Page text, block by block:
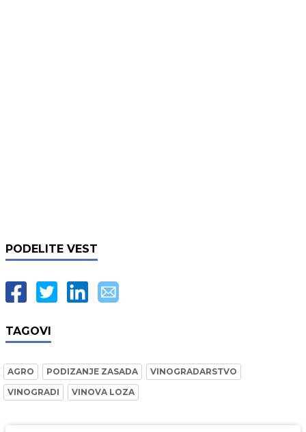
PODELITE VEST
TAGOVI
AGRO PODIZANJE ZASADA
VINOGRADARSTVO
VINOGRADI
VINOVA LOZA